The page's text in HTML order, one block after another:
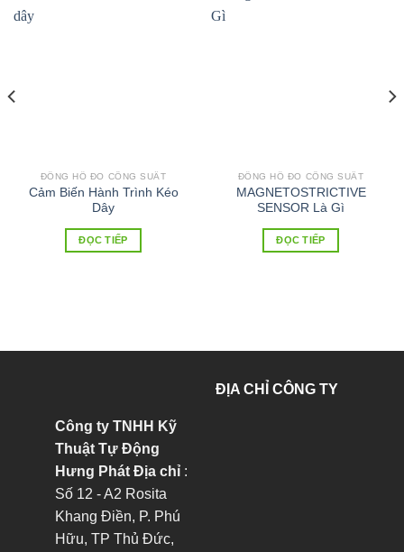
ĐỒNG HỒ ĐO CÔNG SUẤT
Cảm Biến Hành Trình Kéo
Dây
ĐỌC TIẾP
ĐỒNG HỒ ĐO CÔNG SUẤT
MAGNETOSTRICTIVE
SENSOR Là Gì
ĐỌC TIẾP
Công ty TNHH Kỹ
Thuật Tự Động
Hưng Phát Địa chỉ :
Số 12 - A2 Rosita
Khang Điền, P. Phú
Hữu, TP Thủ Đức,
ĐỊA CHỈ CÔNG TY